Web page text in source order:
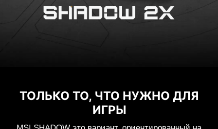
ТОЛЬКО ТО, ЧТО НУЖНО ДЛЯ
ИГРЫ